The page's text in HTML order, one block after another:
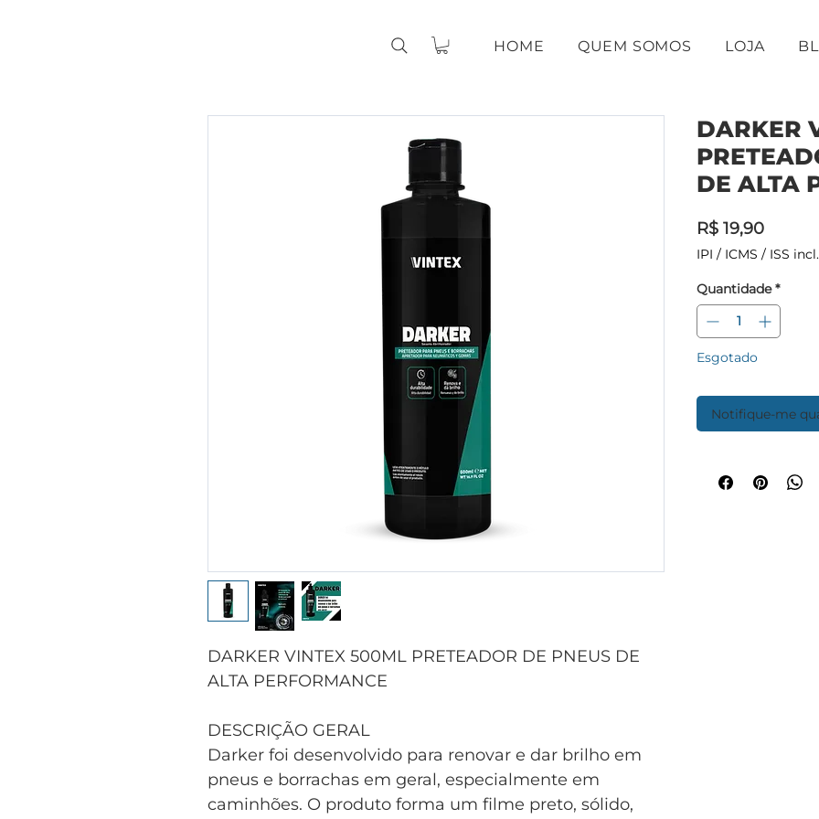
HOME QUEM SOMOS LOJA
DARKER VINTEX 500ML PRETEADOR DE PNEUS DE
ALTA PERFORMANCE
DESCRIÇÃO GERAL
Darker foi desenvolvido para renovar e dar brilho em
pneus e borrachas em geral, especialmente em
caminhões. O produto forma um filme preto, sólido,
DARKER
DE ALTA
R$ 19,90Preço
IPI / ICMS / ISS incl.
Quantidade *
Esgotado
Notifique-me